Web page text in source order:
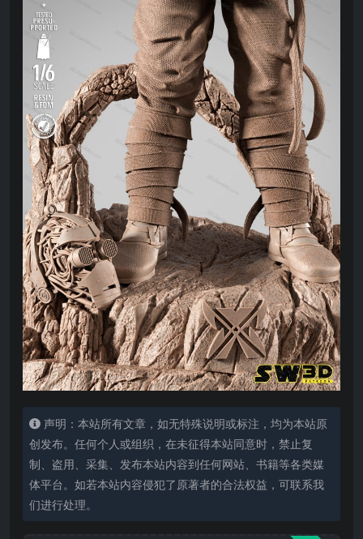
声明：本站所有文章，如无特殊说明或标注，均为本站原
创发布。任何个人或组织，在未征得本站同意时，禁止复
制、盗用、采集、发布本站内容到任何网站、书籍等各类媒
体平台。如若本站内容侵犯了原著者的合法权益，可联系我
们进行处理。